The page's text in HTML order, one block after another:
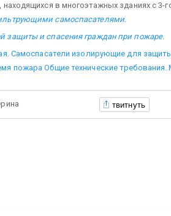
находящихся в многоэтажных зданиях с
самоспасателями.
защиты и спасения граждан при пожаре.
Самоспасатели изолирующие для
пожара Общие технические
твитнуть